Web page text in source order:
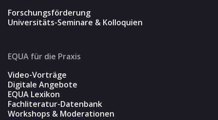
Forschungsförderung
Universitäts-Seminare & Kolloquien
EQUA für die Praxis
Video-Vorträge
Digitale Angebote
EQUA Lexikon
Fachliteratur-Datenbank
Workshops & Moderationen